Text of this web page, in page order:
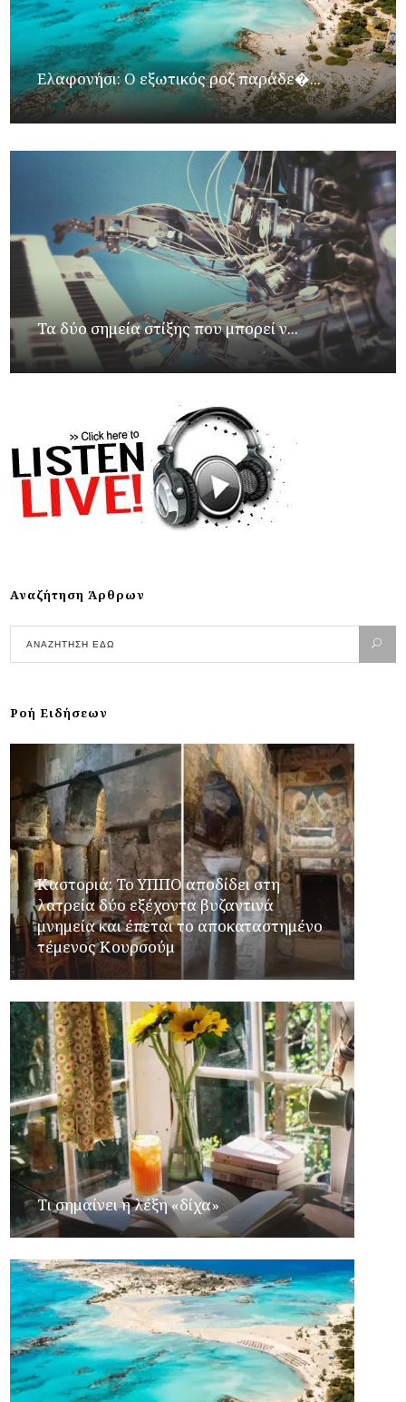
Ελαφονήσι: Ο εξωτικός ροζ παράδε�...
Τα δύο σημεία στίξης που μπορεί ν...
Αναζήτηση Άρθρων
Ροή Ειδήσεων
Καστοριά: Το ΥΠΠΟ αποδίδει στη
λατρεία δύο εξέχοντα βυζαντινά
μνημεία και έπεται το αποκαταστημένο
τέμενος Κουρσούμ
Τι σημαίνει η λέξη «δίχα»